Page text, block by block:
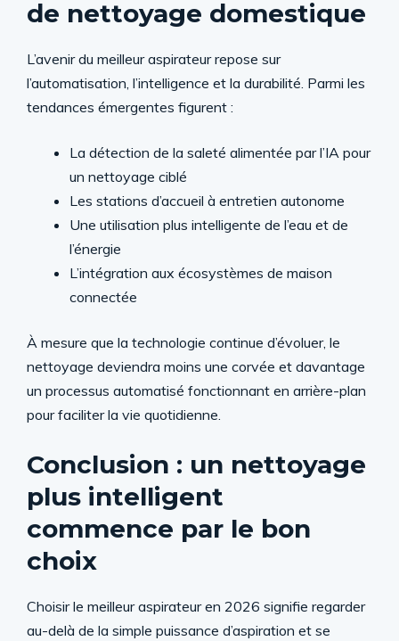
de nettoyage domestique
L’avenir du meilleur aspirateur repose sur
l’automatisation, l’intelligence et la durabilité. Parmi les
tendances émergentes figurent :
La détection de la saleté alimentée par l’IA pour
un nettoyage ciblé
Les stations d’accueil à entretien autonome
Une utilisation plus intelligente de l’eau et de
l’énergie
L’intégration aux écosystèmes de maison
connectée
À mesure que la technologie continue d’évoluer, le
nettoyage deviendra moins une corvée et davantage
un processus automatisé fonctionnant en arrière-plan
pour faciliter la vie quotidienne.
Conclusion : un nettoyage
plus intelligent
commence par le bon
choix
Choisir le meilleur aspirateur en 2026 signifie regarder
au-delà de la simple puissance d’aspiration et se